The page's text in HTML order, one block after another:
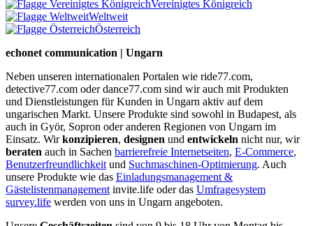
Vereinigtes Königreich
Weltweit
Österreich
echonet communication | Ungarn
Neben unseren internationalen Portalen wie ride77.com,
detective77.com oder dance77.com sind wir auch mit Produkten
und Dienstleistungen für Kunden in Ungarn aktiv auf dem
ungarischen Markt. Unsere Produkte sind sowohl in Budapest, als
auch in Györ, Sopron oder anderen Regionen von Ungarn im
Einsatz. Wirkonzipieren, designen und entwickeln nicht nur, wir
beraten auch in Sachen barrierefreie Internetseiten, E-Commerce,
Benutzerfreundlichkeit und Suchmaschinen-Optimierung. Auch
unsere Produkte wie das Einladungsmanagement &
Gästelistenmanagement invite.life oder das Umfragesystem
survey.life werden von uns in Ungarn angeboten.